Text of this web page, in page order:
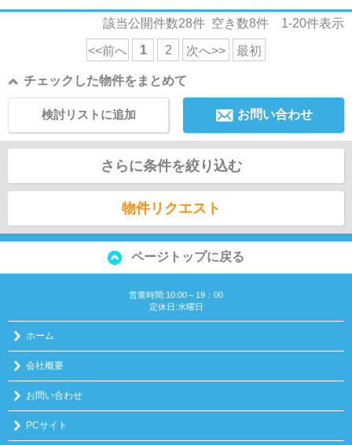
該当公開件数28件 空き数8件 1-20件表示
<<前へ 1 2 次へ>> 最初
チェックした物件をまとめて
お問い合わせ
検討リストに追加
さらに条件を絞り込む
物件リクエスト
ページトップに戻る
営業時間:10:00～19：00
定休日:水曜日
ホーム
会社概要
お問い合わせ
PCサイト